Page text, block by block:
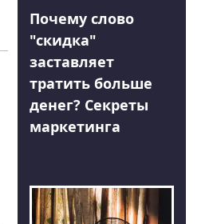
Почему слово
"скидка"
заставляет
тратить больше
денег? Секреты
маркетинга